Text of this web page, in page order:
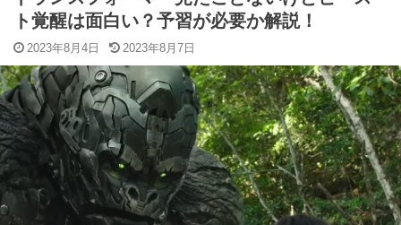
ト覚醒は面白い？予習が必要か解説！
2023年8月4日 2023年8月7日